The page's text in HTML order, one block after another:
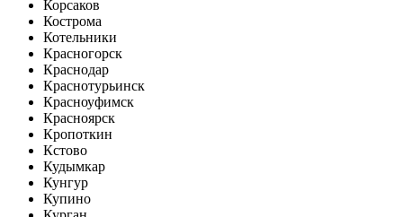
Корсаков
Кострома
Котельники
Красногорск
Краснодар
Краснотурьинск
Красноуфимск
Красноярск
Кропоткин
Кстово
Кудымкар
Кунгур
Купино